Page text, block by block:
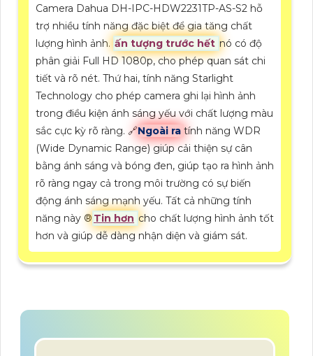
Camera Dahua DH-IPC-HDW2231TP-AS-S2 hỗ
trợ nhiều tính năng đặc biệt để gia tăng chất
lượng hình ảnh. ấn tượng trước hết nó có độ
phân giải Full HD 1080p, cho phép quan sát chi
tiết và rõ nét. Thứ hai, tính năng Starlight
Technology cho phép camera ghi lại hình ảnh
trong điều kiện ánh sáng yếu với chất lượng màu
sắc cực kỳ rõ ràng. 🔗Ngoài ra tính năng WDR
(Wide Dynamic Range) giúp cải thiện sự cân
bằng ánh sáng và bóng đen, giúp tạo ra hình ảnh
rõ ràng ngay cả trong môi trường có sự biến
động ánh sáng mạnh yếu. Tất cả những tính
năng này ®️ Tin hơn cho chất lượng hình ảnh tốt
hơn và giúp dễ dàng nhận diện và giám sát.